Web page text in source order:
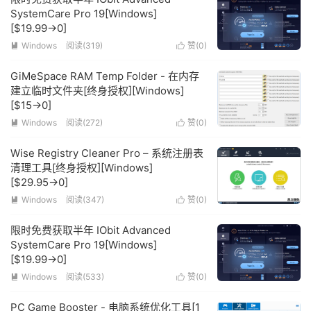
SystemCare Pro 19[Windows]
[$19.99→0]
 赞(0)
 Windows 阅读(319)
GiMeSpace RAM Temp Folder - 在内存
建立临时文件夹[终身授权][Windows]
[$15→0]
 赞(0)
 Windows 阅读(272)
Wise Registry Cleaner Pro – 系统注册表
清理工具[终身授权][Windows]
[$29.95→0]
 赞(0)
 Windows 阅读(347)
限时免费获取半年 IObit Advanced
SystemCare Pro 19[Windows]
[$19.99→0]
 赞(0)
 Windows 阅读(533)
PC Game Booster - 电脑系统优化工具[1